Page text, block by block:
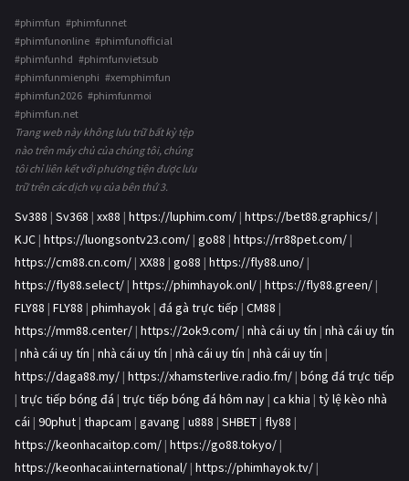
#phimfun #phimfunnet
#phimfunonline #phimfunofficial
#phimfunhd #phimfunvietsub
#phimfunmienphi #xemphimfun
#phimfun2026 #phimfunmoi
#phimfun.net
Trang web này không lưu trữ bất kỳ tệp
nào trên máy chủ của chúng tôi, chúng
tôi chỉ liên kết với phương tiện được lưu
trữ trên các dịch vụ của bên thứ 3.
Sv388 | Sv368 | xx88 | https://luphim.com/ | https://bet88.graphics/ |
KJC | https://luongsontv23.com/ | go88 | https://rr88pet.com/ |
https://cm88.cn.com/ | XX88 | go88 | https://fly88.uno/ |
https://fly88.select/ | https://phimhayok.onl/ | https://fly88.green/ |
FLY88 | FLY88 | phimhayok | đá gà trực tiếp | CM88 |
https://mm88.center/ | https://2ok9.com/ | nhà cái uy tín | nhà cái uy tín
| nhà cái uy tín | nhà cái uy tín | nhà cái uy tín | nhà cái uy tín |
https://daga88.my/ | https://xhamsterlive.radio.fm/ | bóng đá trực tiếp
| trực tiếp bóng đá | trực tiếp bóng đá hôm nay | ca khia | tỷ lệ kèo nhà
cái | 90phut | thapcam | gavang | u888 | SHBET | fly88 |
https://keonhacaitop.com/ | https://go88.tokyo/ |
https://keonhacai.international/ | https://phimhayok.tv/ |